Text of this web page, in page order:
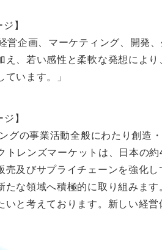
】
営企画、マーケティング、開発
、若い感性と柔軟な発想によ
います。」
】
グの事業活動全般にわたり創造
レンズマーケットは、日本の
及びサプライチェーンを強化
な領域へ積極的に取り組みま
と考えております。新しい経